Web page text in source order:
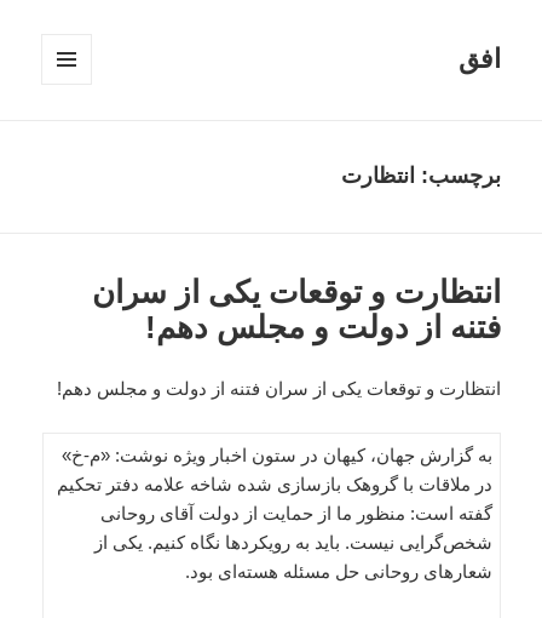
افق
برچسب: انتظارت
انتظارت و توقعات یکی از سران
فتنه از دولت و مجلس دهم!
انتظارت و توقعات یکی از سران فتنه از دولت و مجلس دهم!
به گزارش جهان، کیهان در ستون اخبار ویژه نوشت: «م-خ»
در ملاقات با گروهک بازسازی شده شاخه علامه دفتر تحکیم
گفته است: منظور ما از حمایت از دولت آقای روحانی
شخص‌گرایی نیست. باید به رویکردها نگاه کنیم. یکی از
شعارهای روحانی حل مسئله هسته‌ای بود.